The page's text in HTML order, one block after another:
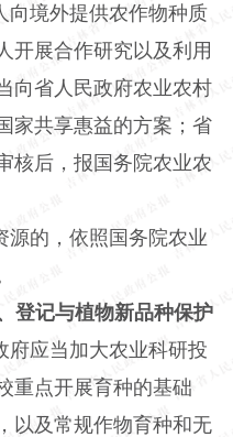
向境外提供农作物种质
开展合作研究以及利用
向省人民政府农业农村
家共享惠益的方案；省
核后，报国务院农业农
源的，依照国务院农业
登记与植物新品种保护
府应当加大农业科研投
重点开展育种的基础
以及常规作物育种和无